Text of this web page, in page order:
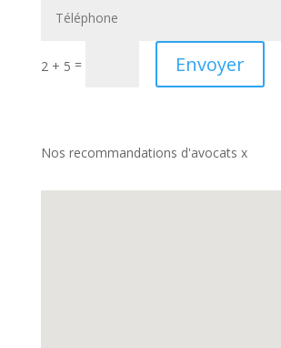
2 + 5 = Envoyer
Nos recommandations d'avocats x